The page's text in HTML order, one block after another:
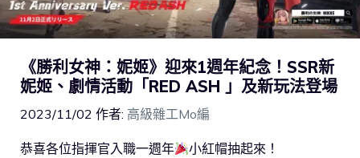
《勝利女神：妮姬》迎來1週年紀念！SSR新
妮姬、劇情活動「RED ASH 」及新玩法登場
2023/11/02 作者: 高級雜工Mo編
恭喜各位指揮官入職一週年 小紅帽抽起來！